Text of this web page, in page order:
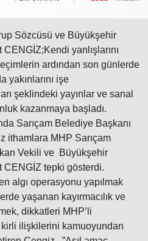
Sözcüsü ve Büyükşehir
yanlışlarını
ardından son günlerde
yakınlarını işe
şeklindeki yayınlar ve sanal
kazanmaya başladı.
Sarıçam Belediye Başkanı
ithamlara MHP Sarıçam
Vekili ve Büyükşehir
CENGİZ tepki gösterdi.
algı operasyonu yapılmak
yaşanan kayırmacılık ve
dikkatleri MHP’li
ilişkilerini kamuoyundan